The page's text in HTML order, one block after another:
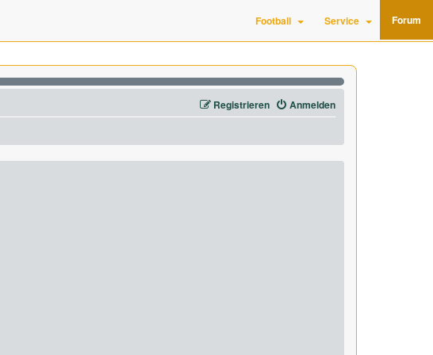
Football Service Forum
Anmelden
Registrieren